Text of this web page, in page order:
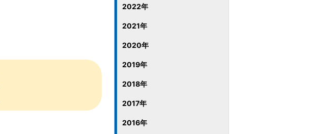
2022年
2021年
2020年
2019年
2018年
2017年
2016年